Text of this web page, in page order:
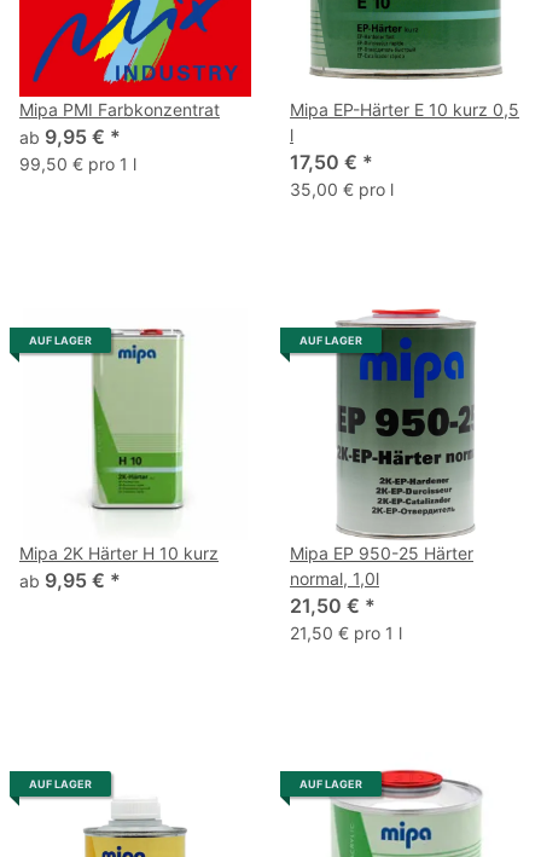
Mipa PMI Farbkonzentrat
ab 9,95 € *
99,50 € pro 1 l
Mipa EP-Härter E 10 kurz 0,5
l
17,50 € *
35,00 € pro l
AUF LAGER
Mipa 2K Härter H 10 kurz
ab 9,95 € *
AUF LAGER
Mipa EP 950-25 Härter
normal, 1,0l
21,50 € *
21,50 € pro 1 l
AUF LAGER AUF LAGER